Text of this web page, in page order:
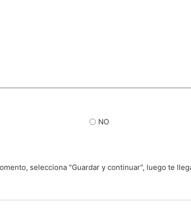
NO
selecciona "Guardar y continuar", luego te